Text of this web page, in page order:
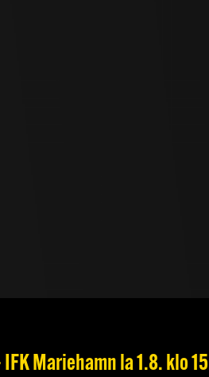
Mariehamn la 1.8. klo